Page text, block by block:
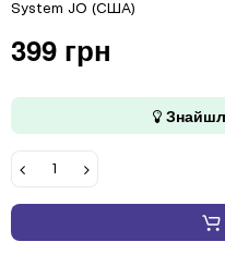
System JO (США)
399 грн